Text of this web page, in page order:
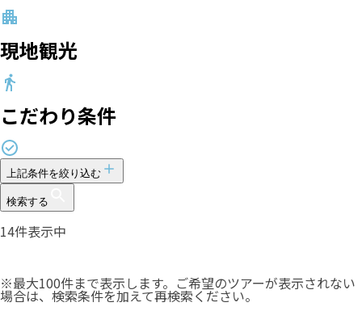
現地観光
こだわり条件
上記条件を絞り込む
検索する
14件表示中
※最大100件まで表示します。ご希望のツアーが表示されない
場合は、検索条件を加えて再検索ください。